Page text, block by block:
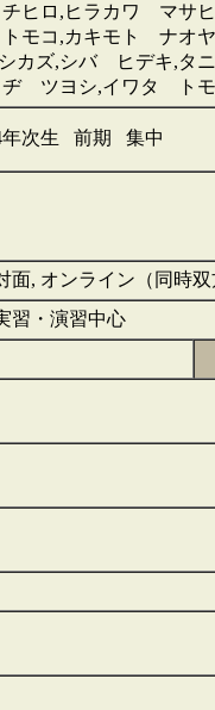
ヒロ,ヒラカワ マサ
モコ,カキモト ナオ
ズ,シバ ヒデキ,タ
ヂ ツヨシ,イワタ トモ
年次生 前期 集中
面, オンライン（同時
習・演習中心